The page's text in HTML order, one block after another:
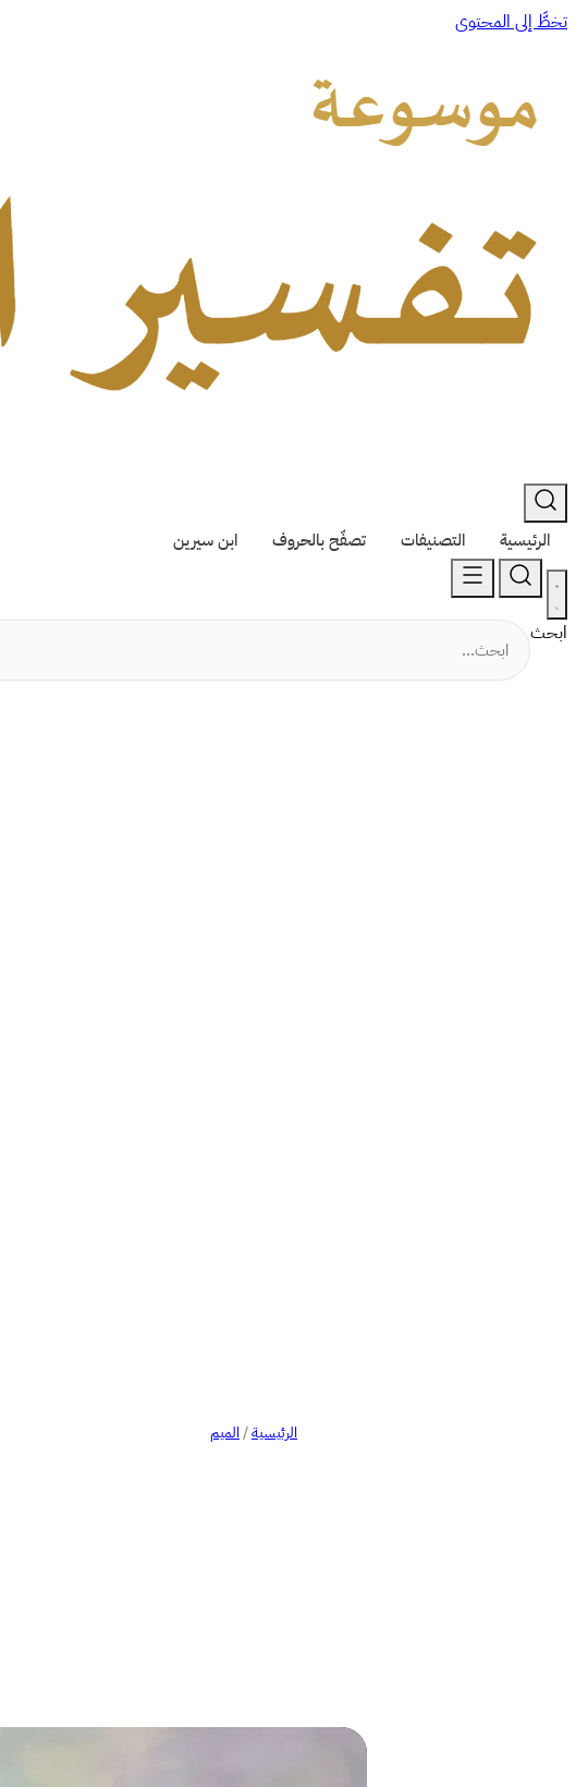
تخطَّ إلى المحتوى
الرئيسية التصنيفات تصفّح بالحروف ابن سيرين
ابحث
الرئيسية/الميم